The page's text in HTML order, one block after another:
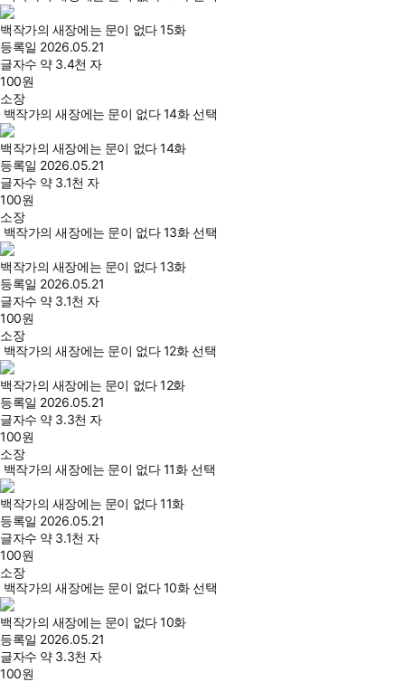
백작가의 새장에는 문이 없다 15화
등록일 2026.05.21
글자수 약 3.4천 자
100원
소장
백작가의 새장에는 문이 없다 14화 선택
백작가의 새장에는 문이 없다 14화
등록일 2026.05.21
글자수 약 3.1천 자
100원
소장
백작가의 새장에는 문이 없다 13화 선택
백작가의 새장에는 문이 없다 13화
등록일 2026.05.21
글자수 약 3.1천 자
100원
소장
백작가의 새장에는 문이 없다 12화 선택
백작가의 새장에는 문이 없다 12화
등록일 2026.05.21
글자수 약 3.3천 자
100원
소장
백작가의 새장에는 문이 없다 11화 선택
백작가의 새장에는 문이 없다 11화
등록일 2026.05.21
글자수 약 3.1천 자
100원
소장
백작가의 새장에는 문이 없다 10화 선택
백작가의 새장에는 문이 없다 10화
등록일 2026.05.21
글자수 약 3.3천 자
100원